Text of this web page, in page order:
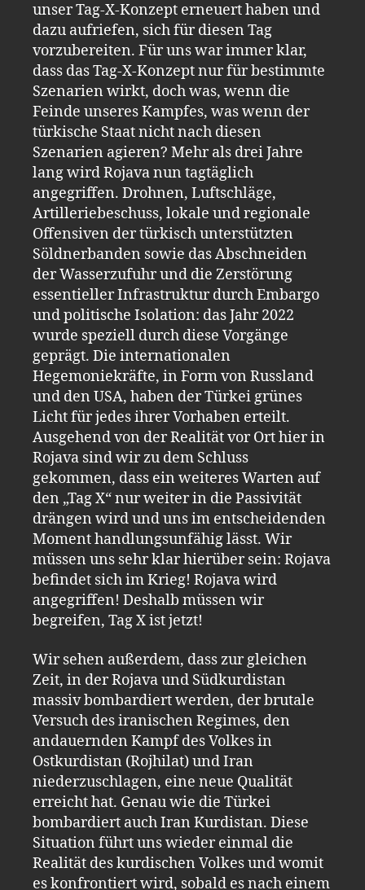
unser Tag-X-Konzept erneuert haben und
dazu aufriefen, sich für diesen Tag
vorzubereiten. Für uns war immer klar,
dass das Tag-X-Konzept nur für bestimmte
Szenarien wirkt, doch was, wenn die
Feinde unseres Kampfes, was wenn der
türkische Staat nicht nach diesen
Szenarien agieren? Mehr als drei Jahre
lang wird Rojava nun tagtäglich
angegriffen. Drohnen, Luftschläge,
Artilleriebeschuss, lokale und regionale
Offensiven der türkisch unterstützten
Söldnerbanden sowie das Abschneiden
der Wasserzufuhr und die Zerstörung
essentieller Infrastruktur durch Embargo
und politische Isolation: das Jahr 2022
wurde speziell durch diese Vorgänge
geprägt. Die internationalen
Hegemoniekräfte, in Form von Russland
und den USA, haben der Türkei grünes
Licht für jedes ihrer Vorhaben erteilt.
Ausgehend von der Realität vor Ort hier in
Rojava sind wir zu dem Schluss
gekommen, dass ein weiteres Warten auf
den „Tag X“ nur weiter in die Passivität
drängen wird und uns im entscheidenden
Moment handlungsunfähig lässt. Wir
müssen uns sehr klar hierüber sein: Rojava
befindet sich im Krieg! Rojava wird
angegriffen! Deshalb müssen wir
begreifen, Tag X ist jetzt!
Wir sehen außerdem, dass zur gleichen
Zeit, in der Rojava und Südkurdistan
massiv bombardiert werden, der brutale
Versuch des iranischen Regimes, den
andauernden Kampf des Volkes in
Ostkurdistan (Rojhilat) und Iran
niederzuschlagen, eine neue Qualität
erreicht hat. Genau wie die Türkei
bombardiert auch Iran Kurdistan. Diese
Situation führt uns wieder einmal die
Realität des kurdischen Volkes und womit
es konfrontiert wird, sobald es nach einem